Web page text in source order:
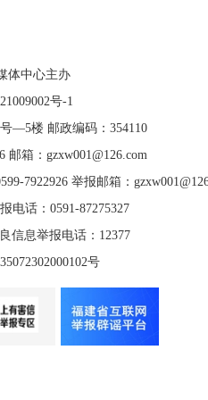
体中心主办
号-1
—5楼 邮政编码：354110
邮箱：gzxw001@126.com
7922926 举报邮箱：
电话：0591-87275327
信息举报电话：12377
号